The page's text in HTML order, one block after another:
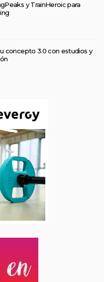
y TrainHeroic para
concepto 3.0 con estudios y